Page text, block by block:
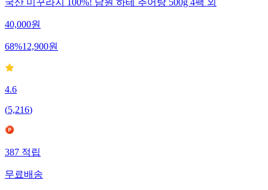
국산 미꾸라지 100%! 남원 하테 추어탕 500g 4팩 외
40,000원
68%12,900원
4.6
(5,216)
387적립
무료배송